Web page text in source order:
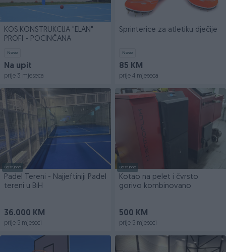
KOŠ.KONSTRUKCIJA "ELAN"
PROFI - POCINČANA
Novo
Na upit
prije 3 mjeseca
Sprinterice za atletiku dječije
Novo
85 KM
prije 4 mjeseca
Dostupno
Padel Tereni - Najjeftiniji Padel
tereni u BiH
36.000 KM
prije 5 mjeseci
Dostupno
Kotao na pelet i čvrsto
gorivo kombinovano
500 KM
prije 5 mjeseci